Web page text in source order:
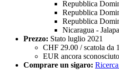
Repubblica
Repubblica
Repubblica
Nicaragua -
Prezzo: Stato luglio 2021
CHF 29.00 / scatola da
EUR ancora sconosciuto
Comprare un sigaro: